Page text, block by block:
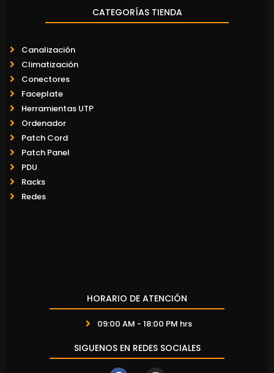
CATEGORÍAS TIENDA
Canalización
Climatización
Conectores
Faceplate
Herramientas UTP
Ordenador
Patch Cord
Patch Panel
PDU
Racks
Redes
HORARIO DE ATENCIÓN
09:00 AM - 18:00 PM hrs
SIGUENOS EN REDES SOCIALES